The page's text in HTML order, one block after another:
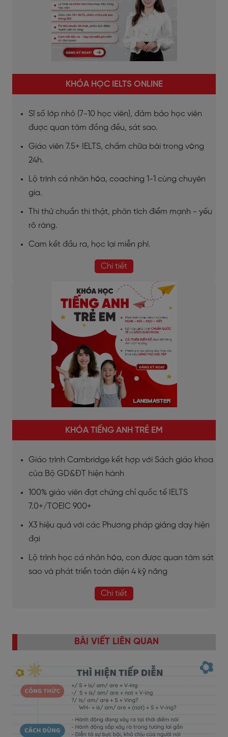
KHÓA HỌC IELTS ONLINE
Sĩ số lớp nhỏ (7-10 học viên), đảm bảo học viên
được quan tâm đồng đều, sát sao.
Giáo viên 7.5+ IELTS, chấm chữa bài trong vòng
24h.
Lộ trình cá nhân hóa, coaching 1-1 cùng chuyên
gia.
Thi thử chuẩn thi thật, phân tích điểm mạnh - yếu
rõ ràng.
Cam kết đầu ra, học lại miễn phí.
Chi tiết
KHÓA TIẾNG ANH TRẺ EM
Giáo trình Cambridge kết hợp với Sách giáo khoa
của Bộ GD&ĐT hiện hành
100% giáo viên đạt chứng chỉ quốc tế IELTS
7.0+/TOEIC 900+
X3 hiệu quả với các Phương pháp giảng dạy hiện
đại
Lộ trình học cá nhân hóa, con được quan tâm sát
sao và phát triển toàn diện 4 kỹ năng
Chi tiết
BÀI VIẾT LIÊN QUAN